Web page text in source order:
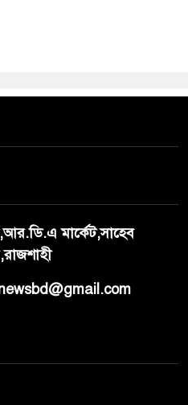
মার্কেট,সাহেব